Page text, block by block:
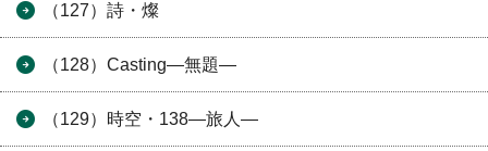
（127）詩・燦
（128）Casting―無題―
（129）時空・138―旅人―